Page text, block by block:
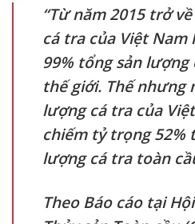
“Từ năm 2015 trở
cá tra của Việt
99% tổng sản
thế giới. Thế nhưng
lượng cá tra của
chiếm tỷ trọng 52%
lượng cá tra toàn
Theo Báo cáo tại